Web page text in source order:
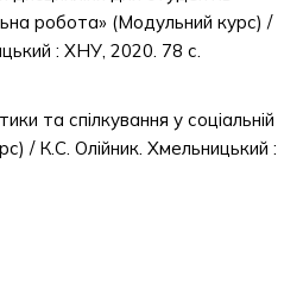
робота» (Модульний курс) /
: ХНУ, 2020. 78 с.
та спілкування у соціальній
/ К.С. Олійник. Хмельницький :